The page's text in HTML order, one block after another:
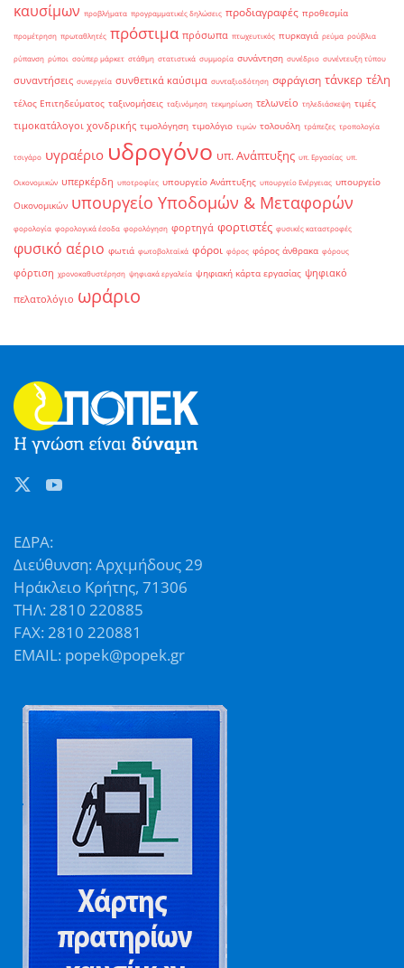
καυσίμων προβλήματα προγραμματικές δηλώσεις προδιαγραφές προθεσμία
προμέτρηση πρωταθλητές πρόστιμα πρόσωπα πτωχευτικός πυρκαγιά ρεύμα ρούβλια
ρύπανση ρύποι σούπερ μάρκετ στάθμη στατιστικά συμμορία συνάντηση συνέδριο συνέντευξη τύπου
συναντήσεις συνεργεία συνθετικά καύσιμα συνταξιοδότηση σφράγιση τάνκερ τέλη
τέλος Επιτηδεύματος ταξινομήσεις ταξινόμηση τεκμηρίωση τελωνείο τηλεδιάσκεψη τιμές
τιμοκατάλογοι χονδρικής τιμολόγηση τιμολόγιο τιμών τολουόλη τράπεζες τροπολογία
τσιγάρο υγραέριο υδρογόνο υπ. Ανάπτυξης υπ. Εργασίας υπ.
Οικονομικών υπερκέρδη υποτροφίες υπουργείο Ανάπτυξης υπουργείο Ενέργειας υπουργείο
Οικονομικών υπουργείο Υποδομών & Μεταφορών
φορολογία φορολογικά έσοδα φορολόγηση φορτηγά φορτιστές φυσικές καταστροφές
φυσικό αέριο φωτιά φωτοβολταϊκά φόροι φόρος φόρος άνθρακα φόρους
φόρτιση χρονοκαθυστέρηση ψηφιακά εργαλεία ψηφιακή κάρτα εργασίας ψηφιακό
πελατολόγιο ωράριο
ΕΔΡΑ:
Διεύθυνση: Αρχιμήδους 29
Ηράκλειο Κρήτης, 71306
ΤΗΛ: 2810 220885
FAX: 2810 220881
EMAIL: popek@popek.gr